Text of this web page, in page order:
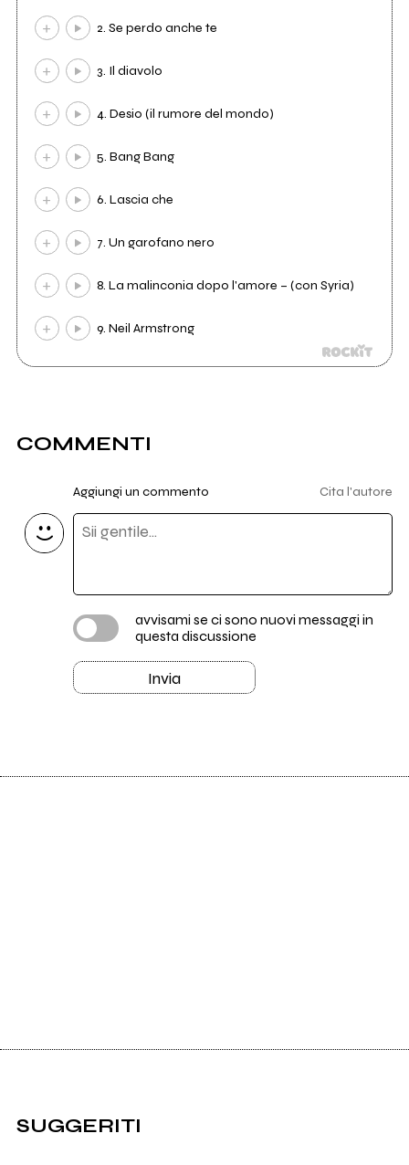
2. Se perdo anche te
3. Il diavolo
4. Desio (il rumore del mondo)
5. Bang Bang
6. Lascia che
7. Un garofano nero
8. La malinconia dopo l'amore – (con Syria)
9. Neil Armstrong
COMMENTI
Aggiungi un commento Cita l'autore
avvisami se ci sono nuovi messaggi in
questa discussione
Invia
SUGGERITI